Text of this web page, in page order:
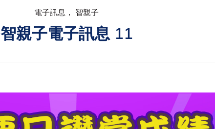
電子訊息， 智親子
智親子電子訊息 11